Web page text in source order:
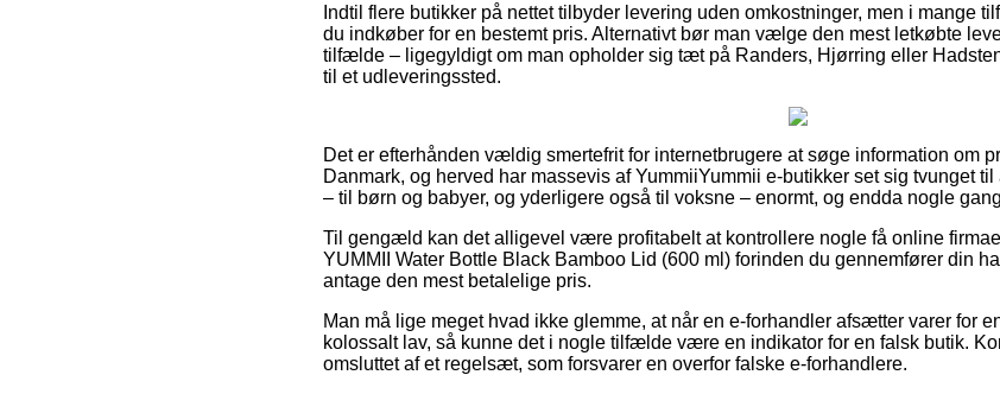
Indtil flere butikker på nettet tilbyder levering uden omkostninger, men i mange
du indkøber for en bestemt pris. Alternativt bør man vælge den mest letkøbte
tilfælde – ligegyldigt om man opholder sig tæt på Randers, Hjørring eller
til et udleveringssted.
Det er efterhånden vældig smertefrit for internetbrugere at søge information om
Danmark, og herved har massevis af YummiiYummii e-butikker set sig tvunget
– til børn og babyer, og yderligere også til voksne – enormt, og endda nogle
Til gengæld kan det alligevel være profitabelt at kontrollere nogle få online
YUMMII Water Bottle Black Bamboo Lid (600 ml) forinden du gennemfører din
antage den mest betalelige pris.
Man må lige meget hvad ikke glemme, at når en e-forhandler afsætter varer for
kolossalt lav, så kunne det i nogle tilfælde være en indikator for en falsk butik.
omsluttet af et regelsæt, som forsvarer en overfor falske e-forhandlere.